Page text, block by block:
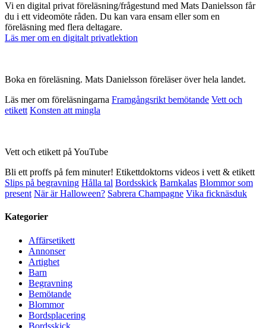
Vi en digital privat föreläsning/frågestund med Mats Danielsson får
du i ett videomöte råden. Du kan vara ensam eller som en
föreläsning med flera deltagare.
Läs mer om en digitalt privatlektion
Boka en föreläsning. Mats Danielsson föreläser över hela landet.
Läs mer om föreläsningarna Framgångsrikt bemötande Vett och
etikett Konsten att mingla
Vett och etikett på YouTube
Bli ett proffs på fem minuter! Etikettdoktorns videos i vett & etikett
Slips på begravning Hålla tal Bordsskick Barnkalas Blommor som
present När är Halloween? Sabrera Champagne Vika ficknäsduk
Kategorier
Affärsetikett
Annonser
Artighet
Barn
Begravning
Bemötande
Blommor
Bordsplacering
Bordsskick